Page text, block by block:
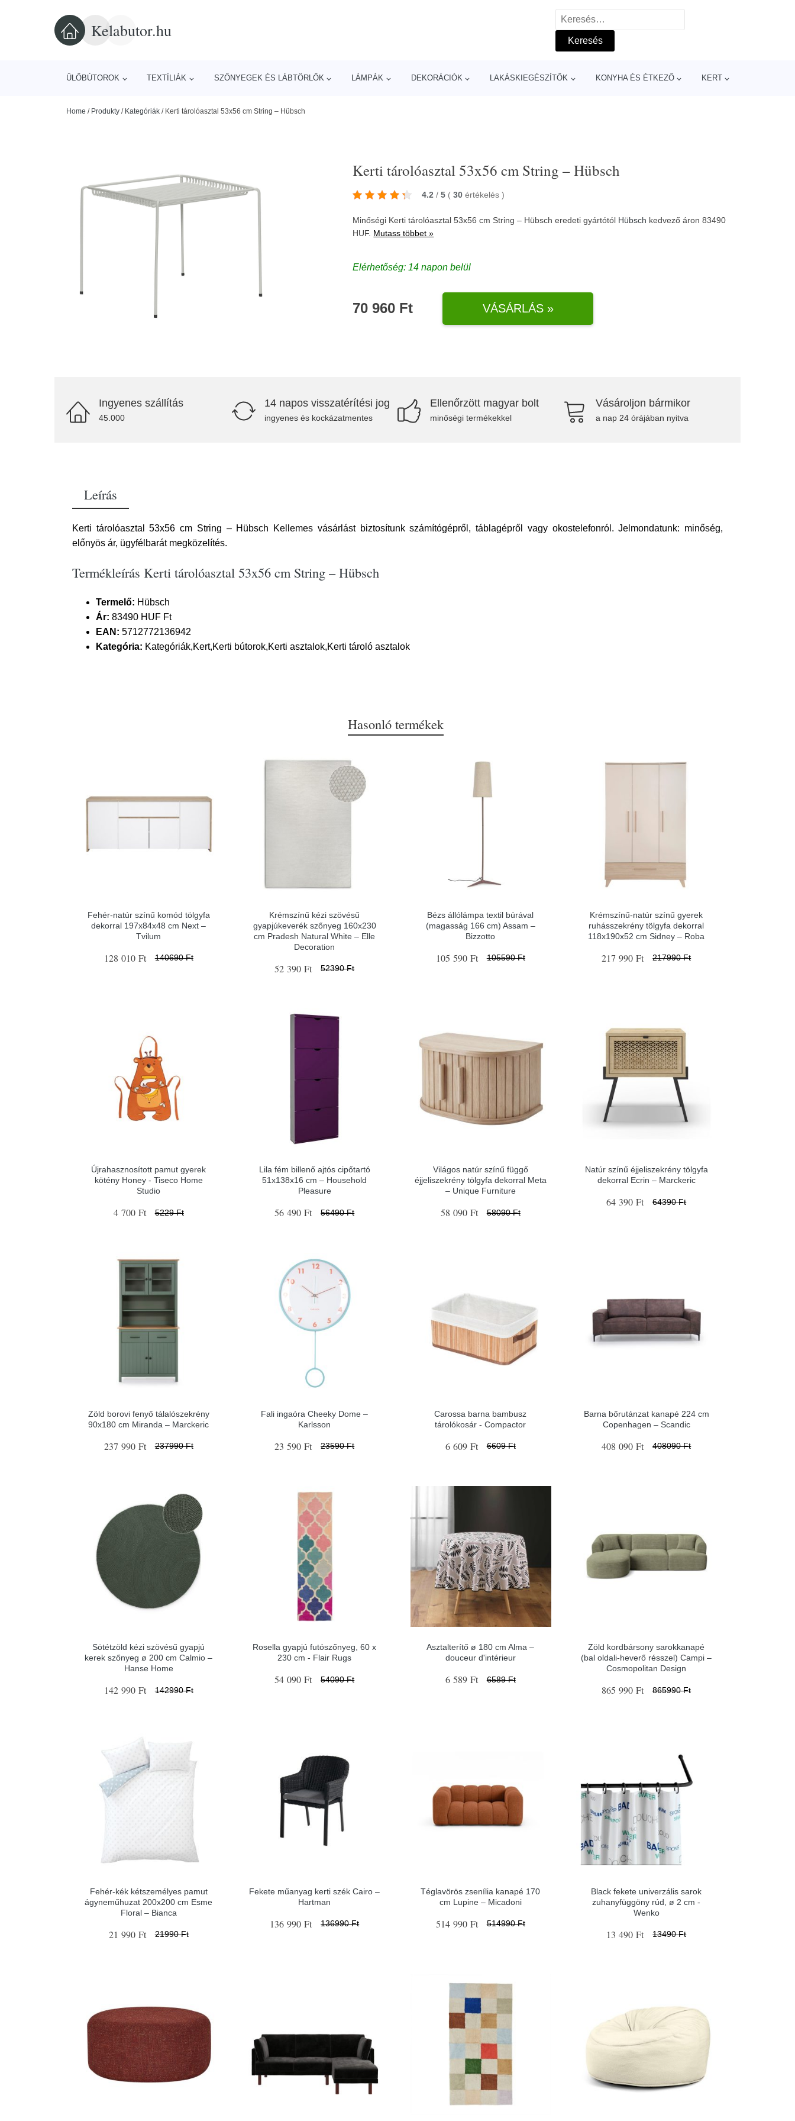
Kelabutor.hu
Keresés:
ÜLŐBÚTOROK TEXTÍLIÁK SZŐNYEGEK ÉS LÁBTÖRLŐK LÁMPÁK DEKORÁCIÓK LAKÁSKIEGÉSZÍTŐK KONYHA ÉS ÉTKEZŐ KERT
Home / Produkty / Kategóriák / Kerti tárolóasztal 53x56 cm String – Hübsch
Kerti tárolóasztal 53x56 cm String – Hübsch
4.2 / 5 ( 30 értékelés)
Minőségi Kerti tárolóasztal 53x56 cm String – Hübsch eredeti gyártótól Hübsch kedvező áron 83490
HUF. Mutass többet »
Elérhetőség: 14 napon belül
70 960 Ft VÁSÁRLÁS »
Ingyenes szállítás
45.000
14 napos visszatérítési jog
ingyenes és kockázatmentes
Ellenőrzött magyar bolt
minőségi termékekkel
Vásároljon bármikor
a nap 24 órájában nyitva
Leírás
Kerti tárolóasztal 53x56 cm String – Hübsch Kellemes vásárlást biztosítunk számítógépről, táblagépről vagy okostelefonról. Jelmondatunk: minőség,
előnyös ár, ügyfélbarát megközelítés.
Termékleírás Kerti tárolóasztal 53x56 cm String – Hübsch
Termelő: Hübsch
Ár: 83490 HUF Ft
EAN: 5712772136942
Kategória: Kategóriák,Kert,Kerti bútorok,Kerti asztalok,Kerti tároló asztalok
Hasonló termékek
Fehér-natúr színű komód tölgyfa
dekorral 197x84x48 cm Next –
Tvilum
128 010 Ft 140690 Ft
Krémszínű kézi szövésű
gyapjúkeverék szőnyeg 160x230
cm Pradesh Natural White – Elle
Decoration
52 390 Ft 52390 Ft
Bézs állólámpa textil búrával
(magasság 166 cm) Assam –
Bizzotto
105 590 Ft 105590 Ft
Krémszínű-natúr színű gyerek
ruhásszekrény tölgyfa dekorral
118x190x52 cm Sidney – Roba
217 990 Ft 217990 Ft
Újrahasznosított pamut gyerek
kötény Honey - Tiseco Home
Studio
4 700 Ft 5229 Ft
Lila fém billenő ajtós cipőtartó
51x138x16 cm – Household
Pleasure
56 490 Ft 56490 Ft
Világos natúr színű függő
éjjeliszekrény tölgyfa dekorral Meta
– Unique Furniture
58 090 Ft 58090 Ft
Natúr színű éjjeliszekrény tölgyfa
dekorral Ecrin – Marckeric
64 390 Ft 64390 Ft
Zöld borovi fenyő tálalószekrény
90x180 cm Miranda – Marckeric
237 990 Ft 237990 Ft
Fali ingaóra Cheeky Dome –
Karlsson
23 590 Ft 23590 Ft
Carossa barna bambusz
tárolókosár - Compactor
6 609 Ft 6609 Ft
Barna bőrutánzat kanapé 224 cm
Copenhagen – Scandic
408 090 Ft 408090 Ft
Sötétzöld kézi szövésű gyapjú
kerek szőnyeg ø 200 cm Calmio –
Hanse Home
142 990 Ft 142990 Ft
Rosella gyapjú futószőnyeg, 60 x
230 cm - Flair Rugs
54 090 Ft 54090 Ft
Asztalterítő ø 180 cm Alma –
douceur d'intérieur
6 589 Ft 6589 Ft
Zöld kordbársony sarokkanapé
(bal oldali-heverő résszel) Campi –
Cosmopolitan Design
865 990 Ft 865990 Ft
Fehér-kék kétszemélyes pamut
ágyneműhuzat 200x200 cm Esme
Floral – Bianca
21 990 Ft 21990 Ft
Fekete műanyag kerti szék Cairo –
Hartman
136 990 Ft 136990 Ft
Téglavörös zsenília kanapé 170
cm Lupine – Micadoni
514 990 Ft 514990 Ft
Black fekete univerzális sarok
zuhanyfüggöny rúd, ø 2 cm -
Wenko
13 490 Ft 13490 Ft